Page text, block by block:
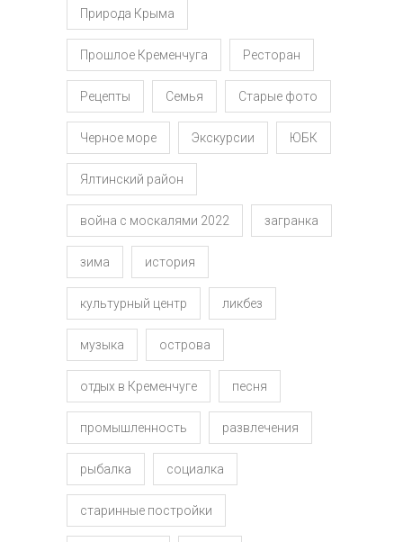
Природа Крыма
Прошлое Кременчуга Ресторан
Рецепты Семья Старые фото
Черное море Экскурсии ЮБК
Ялтинский район
война с москалями 2022 загранка
зима история
культурный центр ликбез
музыка острова
отдых в Кременчуге песня
промышленность развлечения
рыбалка социалка
старинные постройки